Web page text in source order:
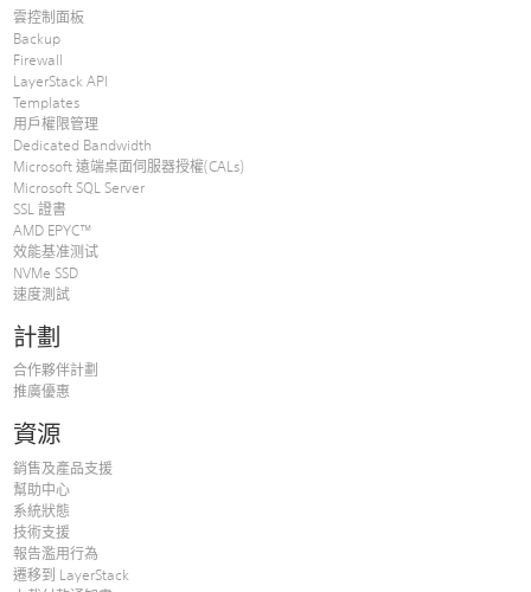
雲控制面板
Backup
Firewall
LayerStack API
Templates
用戶權限管理
Dedicated Bandwidth
Microsoft 遠端桌面伺服器授權(CALs)
Microsoft SQL Server
SSL 證書
AMD EPYC™
效能基准测试
NVMe SSD
速度測試
計劃
合作夥伴計劃
推廣優惠
資源
銷售及產品支援
幫助中心
系統狀態
技術支援
報告濫用行為
遷移到 LayerStack